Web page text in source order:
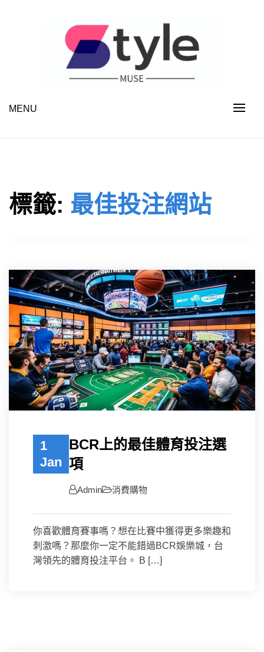
STYLE MUSE
MENU
標籤: 最佳投注網站
1
Jan
BCR上的最佳體育投注選
項
Admin 消費購物
你喜歡體育賽事嗎？想在比賽中獲得更多樂趣和
刺激嗎？那麼你一定不能錯過BCR娛樂城，台
灣領先的體育投注平台。 B […]